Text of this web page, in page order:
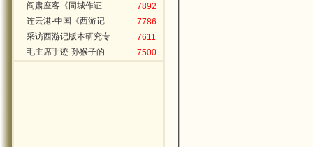
阎肃座客《同城作证—
7892
连云港-中国《西游记
7786
采访西游记版本研究专
7611
毛主席手迹-孙猴子的
7500